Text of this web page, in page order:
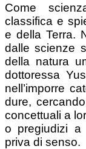
Come
classifica e
e della Terra.
dalle scienze
della natura
dottoressa
nell’imporre
dure,
concettuali a
o pregiudizi a
priva di senso.